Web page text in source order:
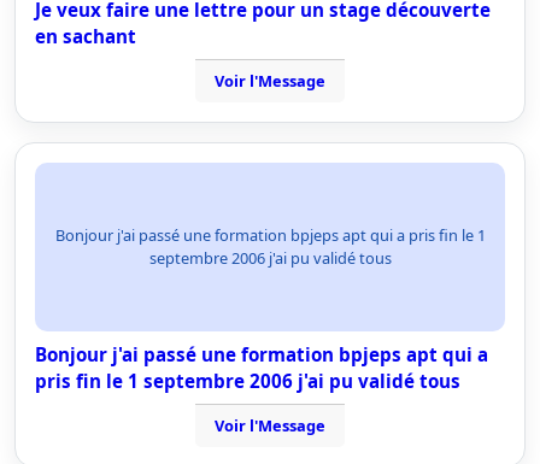
Je veux faire une lettre pour un stage découverte
en sachant
Voir l'Message
Bonjour j'ai passé une formation bpjeps apt qui a pris fin le 1
septembre 2006 j'ai pu validé tous
Bonjour j'ai passé une formation bpjeps apt qui a
pris fin le 1 septembre 2006 j'ai pu validé tous
Voir l'Message